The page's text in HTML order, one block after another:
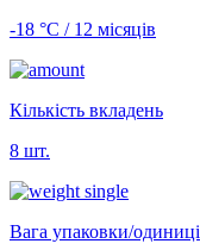
-18 °С / 12 місяців
Кількість вкладень
8 шт.
Вага упаковки/одиниці